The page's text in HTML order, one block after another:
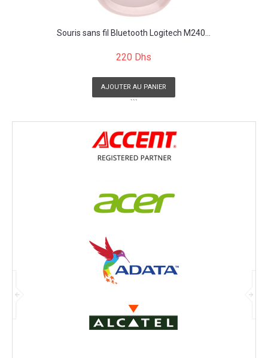
Souris sans fil Bluetooth Logitech M240...
220 Dhs
AJOUTER AU PANIER
```